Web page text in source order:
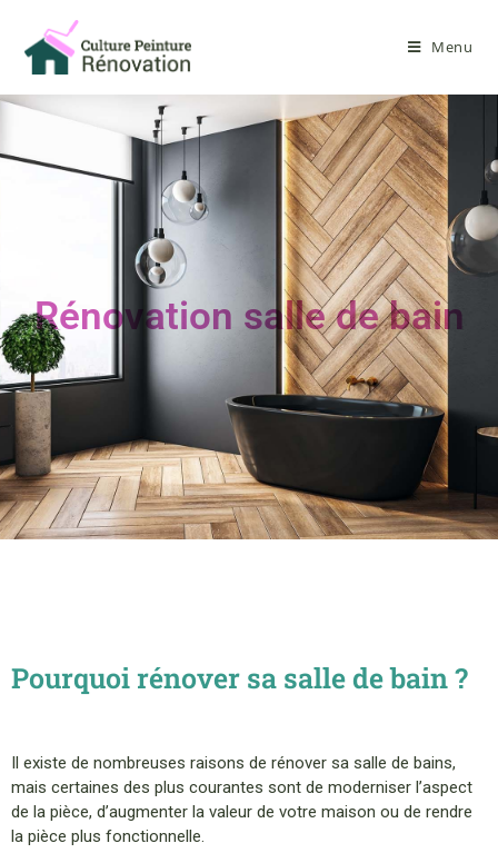
Menu
Rénovation salle de bain
Pourquoi rénover sa salle de bain ?
Il existe de nombreuses raisons de rénover sa salle de bains,
mais certaines des plus courantes sont de moderniser l’aspect
de la pièce, d’augmenter la valeur de votre maison ou de rendre
la pièce plus fonctionnelle.